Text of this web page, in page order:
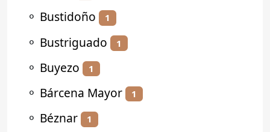
⚬ Bustidoño 1
⚬ Bustriguado 1
⚬ Buyezo 1
⚬ Bárcena Mayor 1
⚬ Béznar 1